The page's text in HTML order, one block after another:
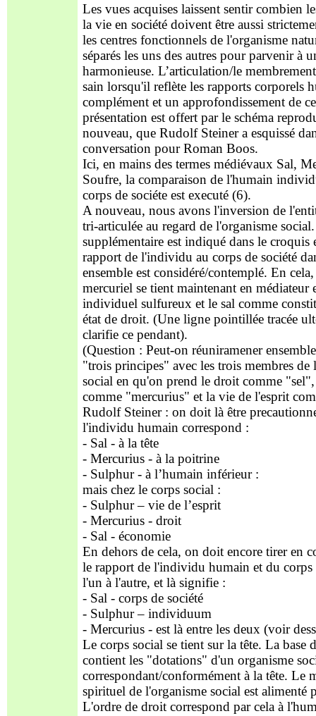
Les vues acquises laissent sentir combien
la vie en société doivent être aussi
les centres fonctionnels de l'organisme
séparés les uns des autres pour parvenir à
harmonieuse. L’articulation/le
sain lorsqu'il reflète les rapports corporels
complément et un approfondissement de
présentation est offert par le schéma
nouveau, que Rudolf Steiner a esquissé
conversation pour Roman Boos.
Ici, en mains des termes médiévaux Sal,
Soufre, la comparaison de l'humain
corps de sociéte est executé (6).
A nouveau, nous avons l'inversion de
tri-articulée au regard de l'organisme
supplémentaire est indiqué dans le croquis
rapport de l'individu au corps de société
ensemble est considéré/contemplé. En
mercuriel se tient maintenant en médiateur
individuel sulfureux et le sal comme
état de droit. (Une ligne pointillée tracée
clarifie ce pendant).
(Question : Peut-on réuniramener
"trois principes" avec les trois membres de
social en qu'on prend le droit comme
comme "mercurius" et la vie de l'esprit
Rudolf Steiner : on doit là être
l'individu humain correspond :
- Sal - à la tête
- Mercurius - à la poitrine
- Sulphur - à l’humain inférieur :
mais chez le corps social :
- Sulphur – vie de l’esprit
- Mercurius - droit
- Sal - économie
En dehors de cela, on doit encore tirer en
le rapport de l'individu humain et du corps
l'un à l'autre, et là signifie :
- Sal - corps de société
- Sulphur – individuum
- Mercurius - est là entre les deux (voir
Le corps social se tient sur la tête. La base
contient les "dotations" d'un organisme
correspondant/conformément à la tête. Le
spirituel de l'organisme social est alimenté
L'ordre de droit correspond par cela à